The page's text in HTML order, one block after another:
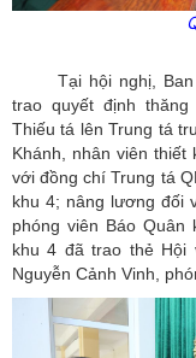
Tại hội nghị,
trao quyết định
Thiếu tá lên Trung tá
Khánh, nhân viên
với đồng chí Trung tá
khu 4; nâng lương đối
phóng viên Báo
khu 4 đã trao thẻ Hội
Nguyễn Cảnh Vinh,